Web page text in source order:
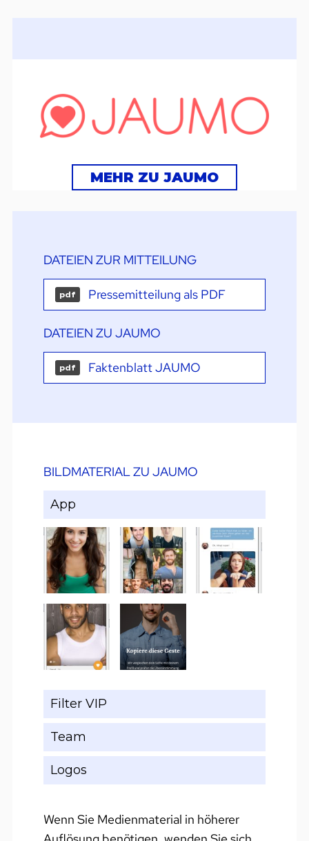
MEHR ZU JAUMO
DATEIEN ZUR MITTEILUNG
pdf Pressemitteilung als PDF
DATEIEN ZU JAUMO
pdf Faktenblatt JAUMO
BILDMATERIAL ZU JAUMO
App
Filter VIP
Team
Logos
Wenn Sie Medienmaterial in höherer